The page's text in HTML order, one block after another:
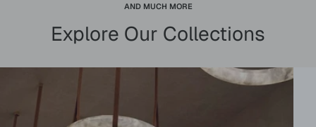
AND MUCH MORE
Explore Our Collections